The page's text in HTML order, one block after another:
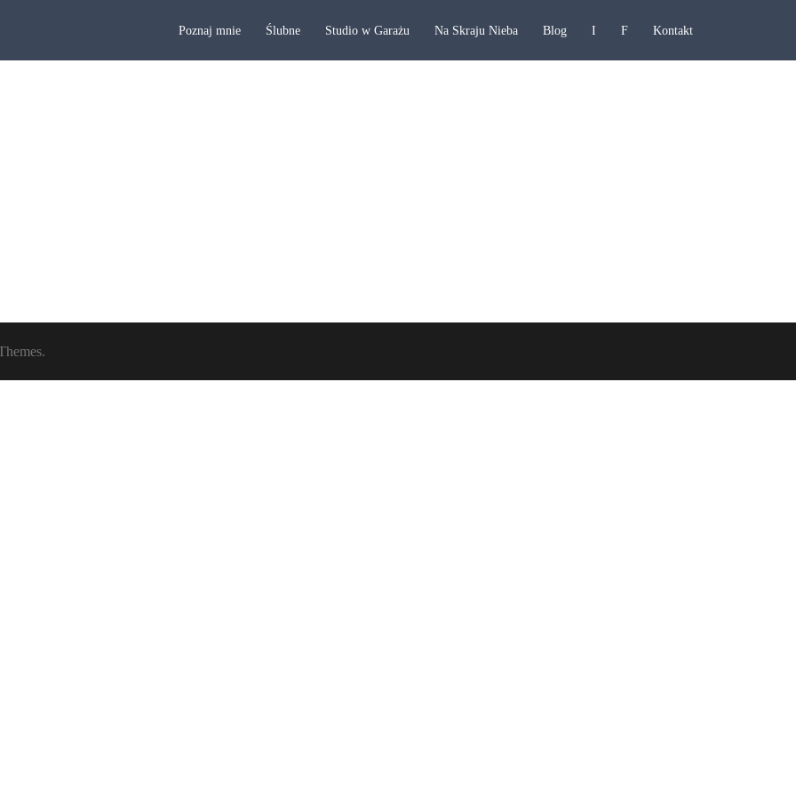
Poznaj mnie Ślubne Studio w Garażu Na Skraju Nieba Blog I F Kontakt